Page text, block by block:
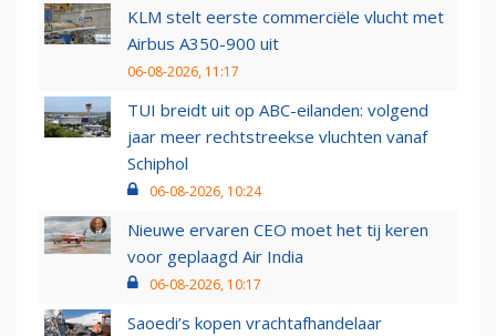
KLM stelt eerste commerciële vlucht met
Airbus A350-900 uit
06-08-2026, 11:17
TUI breidt uit op ABC-eilanden: volgend
jaar meer rechtstreekse vluchten vanaf
Schiphol
06-08-2026, 10:24
Nieuwe ervaren CEO moet het tij keren
voor geplaagd Air India
06-08-2026, 10:17
Saoedi’s kopen vrachtafhandelaar